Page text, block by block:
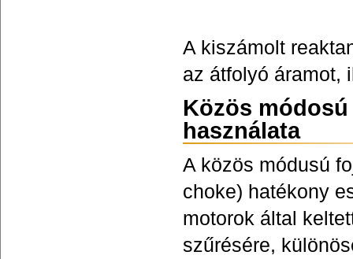
A kiszámolt
az átfolyó áramot,
Közös
használata
A közös módusú
choke) hatékony
motorok által
szűrésére,